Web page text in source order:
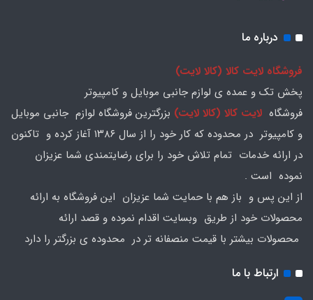
درباره ما
فروشگاه لایت کالا (کالا لایت)
پخش تک و عمده ی لوازم جانبی موبایل و کامپیوتر
فروشگاه لایت کالا (کالا لایت) بزرگترین فروشگاه لوازم جانبی موبایل
و کامپیوتر در محدوده که کار خود را از سال ۱۳۸۶ آغاز کرده و تاکنون
در ارائه خدمات تمام تلاش خود را برای رضایتمندی شما عزیزان
نموده است .
از این پس و باز هم با حمایت شما عزیزان این فروشگاه به ارائه
محصولات خود از طریق وبسایت اقدام نموده و قصد ارائه
محصولات بیشتر با قیمت منصفانه تر در محدوده ی بزرگتر را دارد
ارتباط با ما